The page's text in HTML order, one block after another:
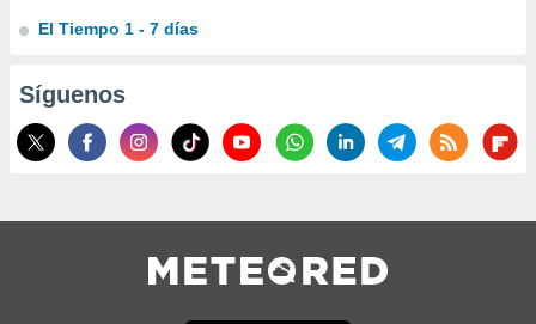
de
de
con el
El Tiempo 1 - 7 días
Síguenos